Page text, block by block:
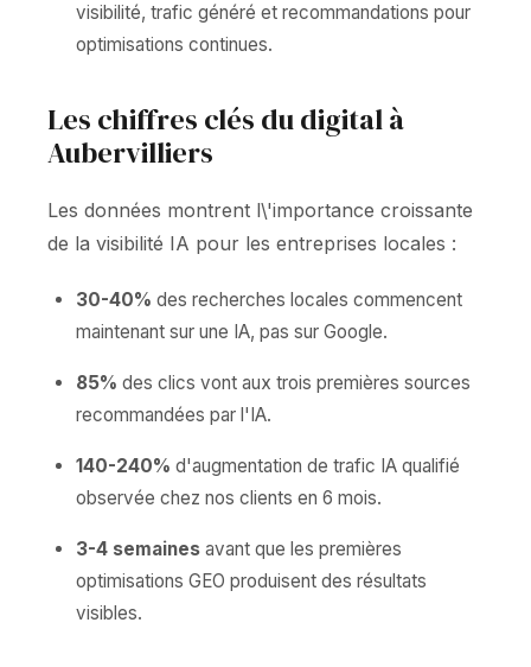
visibilité, trafic généré et recommandations pour
optimisations continues.
Les chiffres clés du digital à
Aubervilliers
Les données montrent l\'importance croissante
de la visibilité IA pour les entreprises locales :
30-40% des recherches locales commencent
maintenant sur une IA, pas sur Google.
85% des clics vont aux trois premières sources
recommandées par l'IA.
140-240% d'augmentation de trafic IA qualifié
observée chez nos clients en 6 mois.
3-4 semaines avant que les premières
optimisations GEO produisent des résultats
visibles.